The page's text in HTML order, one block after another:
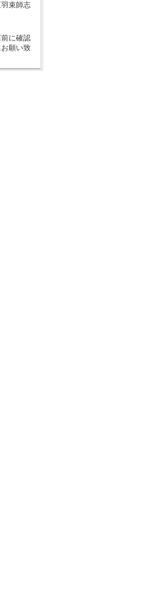
束師志
に確認
願い致